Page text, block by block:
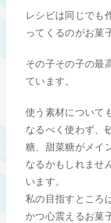
レシピは同じでも
ってくるのがお菓
その子その子の最
ています。
使う素材について
なるべく使わず、
糖、甜菜糖がメイ
なるかもしれませ
います。
私の目指すところ
かつ心震えるお菓